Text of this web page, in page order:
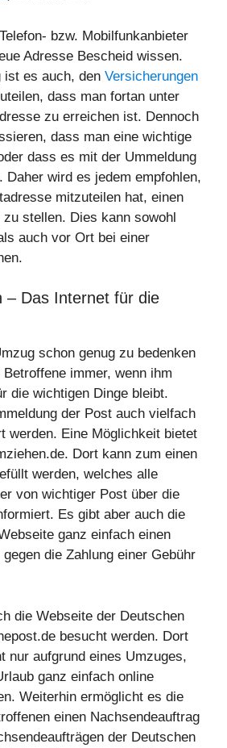
bzw. Mobilfunkanbieter
Adresse Bescheid wissen.
ist es auch, den Versicherungen
dass man fortan unter
zu erreichen ist. Dennoch
dass man eine wichtige
dass es mit der Ummeldung
Daher wird es jedem empfohlen,
mitzuteilen hat, einen
zu stellen. Dies kann sowohl
auch vor Ort bei einer
– Das Internet für die
schon genug zu bedenken
immer, wenn ihm
die wichtigen Dinge bleibt.
der Post auch vielfach
werden. Eine Möglichkeit bietet
Dort kann zum einen
werden, welches alle
von wichtiger Post über die
Es gibt aber auch die
ganz einfach einen
die Zahlung einer Gebühr
die Webseite der Deutschen
besucht werden. Dort
nur aufgrund eines Umzuges,
ganz einfach online
Weiterhin ermöglicht es die
einen Nachsendeauftrag
der Deutschen